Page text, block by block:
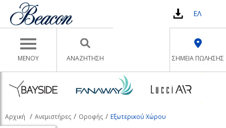
Toggle navigation
ΜΕΝΟΥ
ΕΛ
ΣΗΜΕΙΑ ΠΩΛΗΣΗΣ
ΑΝΑΖΉΤΗΣΗ
Αρχική Ανεμιστήρες Οροφής Εξωτερικού Χώρου